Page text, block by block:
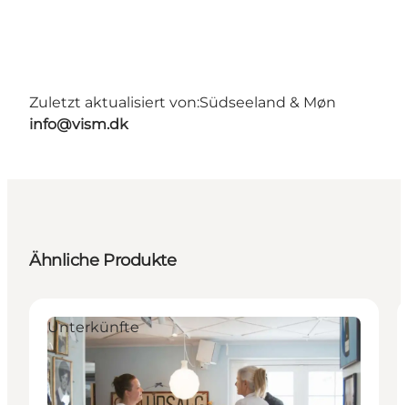
Zuletzt aktualisiert von:Südseeland & Møn
info@vism.dk
Ähnliche Produkte
Unterkünfte